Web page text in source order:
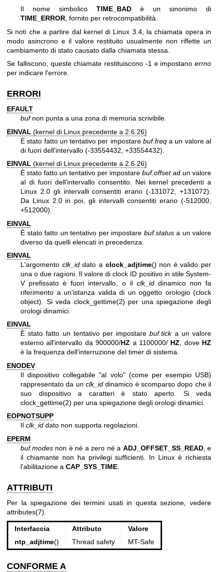
Il nome simbolico TIME_BAD è un sinonimo di
TIME_ERROR , fornito per retrocompatibilità.
Si noti che a partire dal kernel di Linux 3.4, la chiamata opera in
modo asincrono e il valore restituito usualmente non riflette un
cambiamento di stato causato dalla chiamata stessa.
Se falliscono, queste chiamate restituiscono -1 e impostano errno
per indicare l'errore.
ERRORI
EFAULT
bufnon punta a una zona di memoria scrivibile.
EINVAL (kernel di Linux precedente a 2.6.26)
È stato fatto un tentativo per impostare buf.freqa un valore al
di fuori dell'intervallo (-33554432, +33554432).
EINVAL (kernel di Linux precedente a 2.6.26)
È stato fatto un tentativo per impostare buf.offsetad un valore
al di fuori dell'intervallo consentito. Nei kernel precedenti a
Linux 2.0 gli intervalli consentiti erano (-131072, +131072).
Da Linux 2.0 in poi, gli intervalli consentiti erano (-512000,
+512000).
EINVAL
È stato fatto un tentativo per impostare buf.statusa un valore
diverso da quelli elencati in precedenza.
EINVAL
L'argomento clk_iddato a clock_adjtime() non è valido per
una o due ragioni. Il valore di clock ID positivo in stile System-
V prefissato è fuori intervallo, o il clk_iddinamico non fa
riferimento a un'istanza valida di un oggetto orologio (clock
object). Si veda clock_gettime(2) per una spiegazione degli
orologi dinamici.
EINVAL
È stato fatto un tentativo per impostarebuf.ticka un valore
esterno all'intervallo da 900000/HZ a 1100000/ HZ, dove HZ
è la frequenza dell'interruzione del timer di sistema.
ENODEV
Il dispositivo collegabile "al volo" (come per esempio USB)
rappresentato da un clk_id dinamico è scomparso dopo che il
suo dispositivo a caratteri è stato aperto. Si veda
clock_gettime(2) per una spiegazione degli orologi dinamici.
EOPNOTSUPP
Il clk_id dato non supporta regolazioni.
EPERM
buf.modes non è né a zero né a ADJ_OFFSET_SS_READ, e
il chiamante non ha privilegi sufficienti. In Linux è richiesta
l'abilitazione a CAP_SYS_TIME
ATTRIBUTI
Per la spiegazione dei termini usati in questa sezione, vedere
attributes(7)
Interfaccia Attributo
Valore
ntp_adjtime() Thread safety MT-Safe
CONFORME A